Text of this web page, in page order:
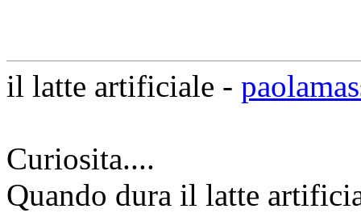
il latte artificiale -
Curiosita....
Quando dura il latte